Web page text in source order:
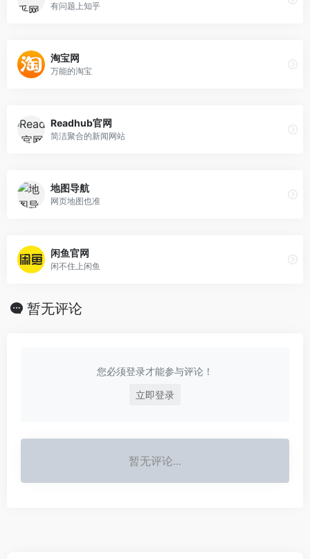
有问题上知乎
淘宝网
万能的淘宝
Readhub官网
简洁聚合的新闻网站
地图导航
网页地图也准
闲鱼官网
闲不住上闲鱼
暂无评论
您必须登录才能参与评论！
立即登录
暂无评论...